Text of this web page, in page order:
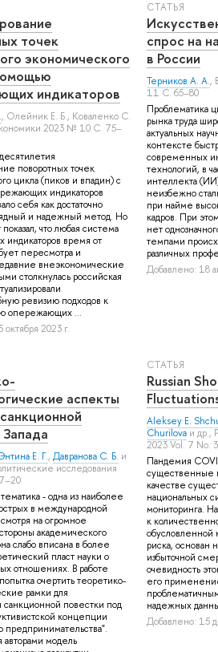
точек
экономического
индикаторов
, Олейник Е. Б., Коваленко С.
2023 № 10 С. 75–
поворотных точек
цикла (пиков и впадин) с
индикаторов
себя как достаточно
и надежный метод. Но
что любая система
время от
пересмотра и
внеэкономические
столкнулась российская
ревизию подходов к
опережающих ...
2023 г.
СТАТЬЯ
спрос на
в России
Терников А. А.,
11 С. 65–80
Проблематика
рынка труда
актуальных
контексте
современных
технологий, в
интеллекта
неизбежно
при найме
кадров. При
нет
темпами
различных
Добавлено: 18
аспекты
Е. Г., Давранова С. Б. и
исследования
- одна из наиболее
в международной
на огромное
академического
слабо вписана в более
пласт науки о
отношениях. В работе
очертить теоретико-
рамки для
санкционной повестки под
концепции
предпринимательства".
авторами модель
СТАТЬЯ
Russian
Aleksey E.
Churilova и др.,
2023 Vol. 7 No.
Пандемия
существенные
качестве
национальных
мониторинга.
к
обусловленной
риска,
избыточной
очевидность
его
надежных
Добавлено: 15